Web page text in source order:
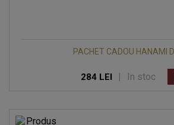
PACHET CADOU HANAMI
284 LEI | In stoc